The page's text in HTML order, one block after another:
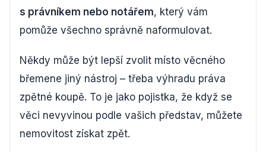
s právníkem nebo notářem, který vám
pomůže všechno správně naformulovat.
Někdy může být lepší zvolit místo věcného
břemene jiný nástroj – třeba výhradu práva
zpětné koupě. To je jako pojistka, že když se
věci nevyvinou podle vašich představ, můžete
nemovitost získat zpět.